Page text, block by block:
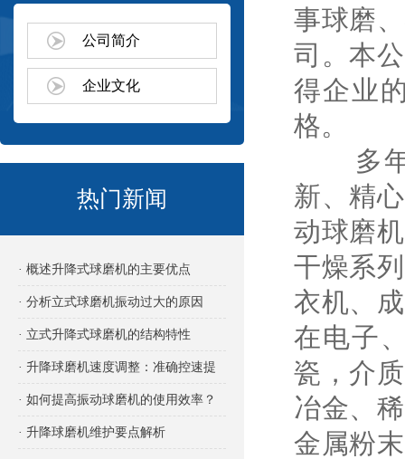
公司简介
企业文化
热门新闻
· 概述升降式球磨机的主要优点
· 分析立式球磨机振动过大的原因
· 立式升降式球磨机的结构特性
· 升降球磨机速度调整：准确控速提
效的关键
· 如何提高振动球磨机的使用效率？
· 升降球磨机维护要点解析
事球磨
司。本
得企业
格。
多年
新、精
动球磨
干燥系
衣机、
在电子
瓷，介
冶金、
金属粉